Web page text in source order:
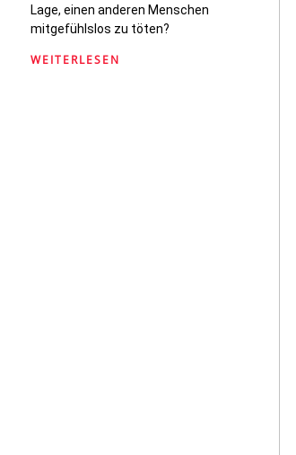
Lage, einen anderen Menschen
mitgefühlslos zu töten?
WEITERLESEN